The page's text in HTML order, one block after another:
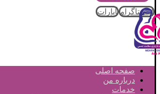
اینستاگرام آپارات
صفحه اصلی
درباره من
خدمات